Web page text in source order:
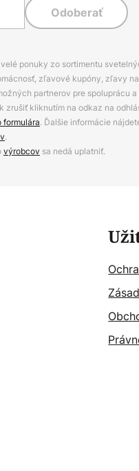
Odoberať
ponuky zo sortimentu
zľavové kupóny, zľavy
partnerov pre spoluprácu
zrušiť kliknutím na odkaz na
formulára. Ďalšie informácie
.
výrobcov sa nedá uplatniť.